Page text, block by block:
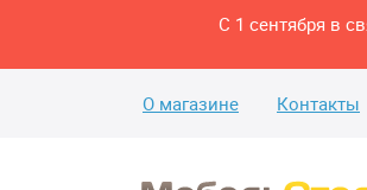
С 1 сентября в
О магазине Контакты